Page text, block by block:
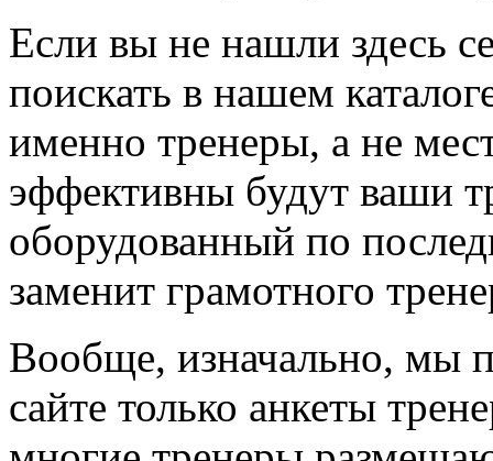
Если вы не нашли здесь
поискать в нашем
именно тренеры, а не
эффективны будут ваши
оборудованный по
заменит грамотного
Вообще, изначально, мы
сайте только анкеты